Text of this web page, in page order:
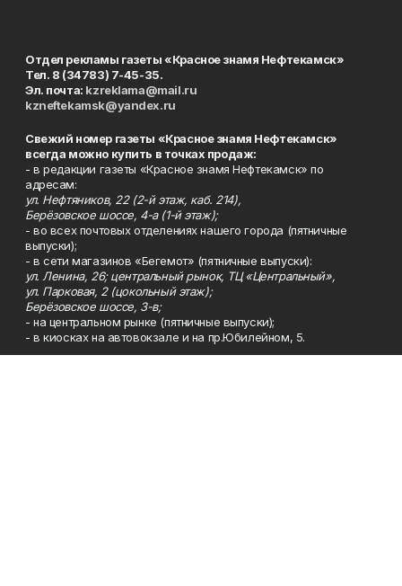
Отдел рекламы газеты «Красное знамя Нефтекамск»
Тел. 8 (34783) 7-45-35.
Эл. почта: kzreklama@mail.ru
kzneftekamsk@yandex.ru
Свежий номер газеты «Красное знамя Нефтекамск»
всегда можно купить в точках продаж:
- в редакции газеты «Красное знамя Нефтекамск» по
адресам:
ул. Нефтяников, 22 (2-й этаж, каб. 214),
Берёзовское шоссе, 4-а (1-й этаж);
- во всех почтовых отделениях нашего города (пятничные
выпуски);
- в сети магазинов «Бегемот» (пятничные выпуски):
ул. Ленина, 26; центральный рынок, ТЦ «Центральный»,
ул. Парковая, 2 (цокольный этаж);
Берёзовское шоссе, 3-в;
- на центральном рынке (пятничные выпуски);
- в киосках на автовокзале и на пр.Юбилейном, 5.